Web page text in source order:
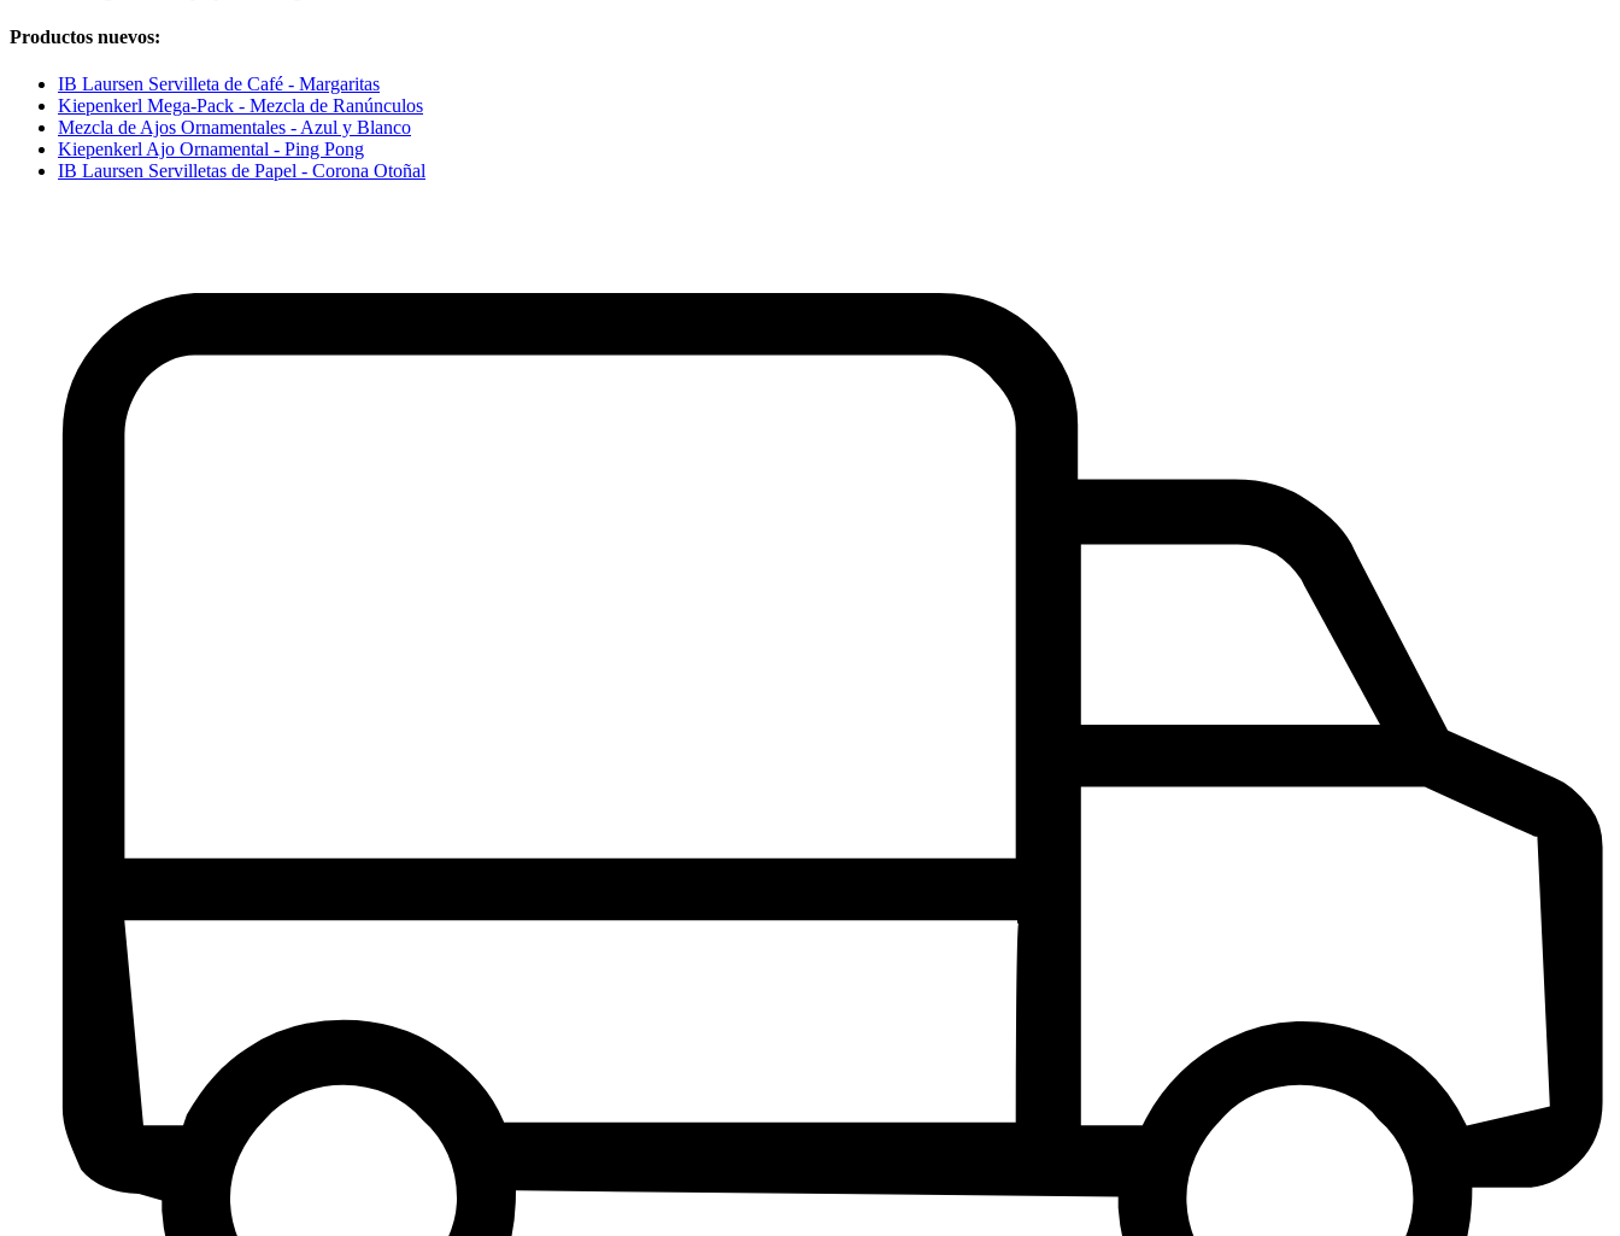
Productos nuevos:
IB Laursen Servilleta de Café - Margaritas
Kiepenkerl Mega-Pack - Mezcla de Ranúnculos
Mezcla de Ajos Ornamentales - Azul y Blanco
Kiepenkerl Ajo Ornamental - Ping Pong
IB Laursen Servilletas de Papel - Corona Otoñal